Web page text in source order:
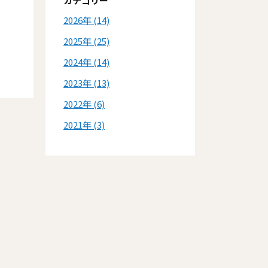
2026
(14)
2025
(25)
2024
(14)
2023
(13)
2022
(6)
2021
(3)